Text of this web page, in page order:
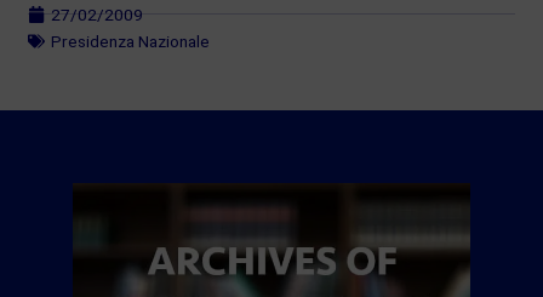
27/02/2009
Presidenza Nazionale